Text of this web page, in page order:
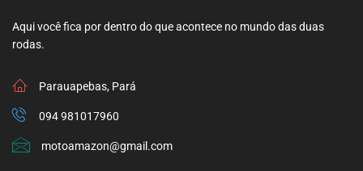
Aqui você fica por dentro do que acontece no mundo das duas
rodas.
Parauapebas, Pará
094 981017960
motoamazon@gmail.com